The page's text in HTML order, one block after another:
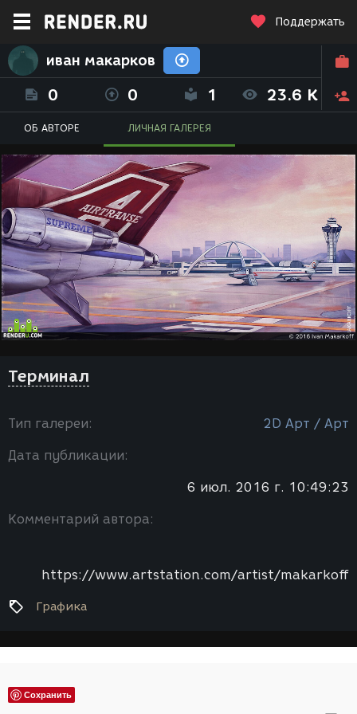
Поддержать
иван макарков
0 0 1 23.6 K
ОБ АВТОРЕ ЛИЧНАЯ ГАЛЕРЕЯ
Терминал
Тип галереи: 2D Арт / Арт
Дата публикации:
6 июл. 2016 г. 10:49:23
Комментарий автора:
https://www.artstation.com/artist/makarkoff
Графика
Сохранить